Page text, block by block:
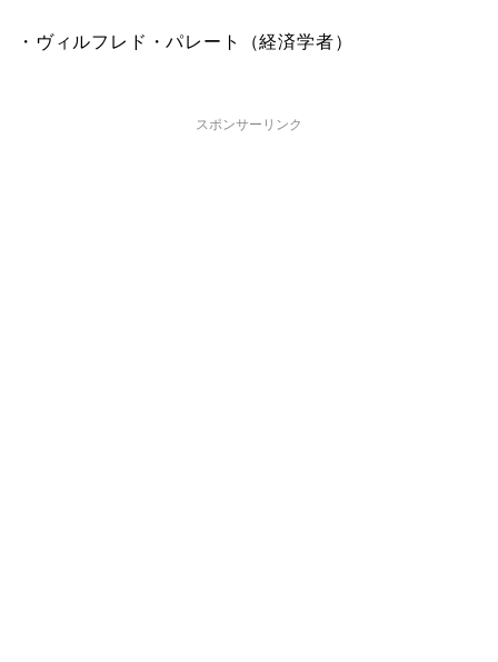
・ヴィルフレド・パレート（経済学者）
スポンサーリンク